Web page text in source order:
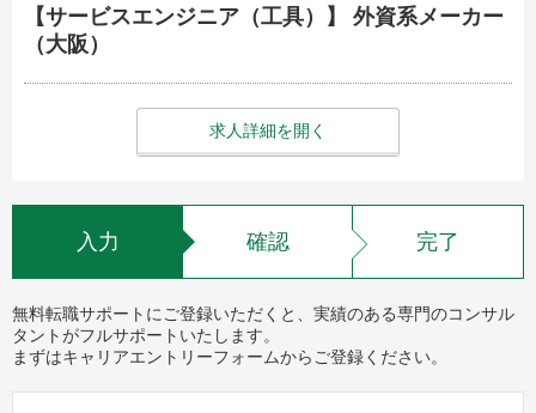
【サービスエンジニア（工具）】 外資系メーカー
（大阪）
求人詳細を開く
入力 確認 完了
無料転職サポートにご登録いただくと、実績のある専門のコンサル
タントがフルサポートいたします。
まずはキャリアエントリーフォームからご登録ください。